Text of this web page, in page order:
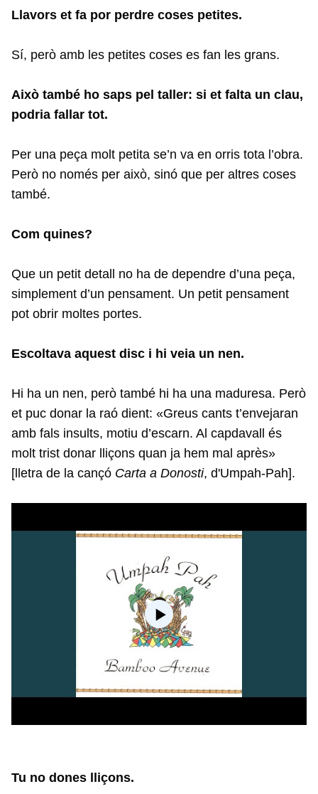
Llavors et fa por perdre coses petites.
Sí, però amb les petites coses es fan les grans.
Això també ho saps pel taller: si et falta un clau,
podria fallar tot.
Per una peça molt petita se’n va en orris tota l’obra.
Però no només per això, sinó que per altres coses
també.
Com quines?
Que un petit detall no ha de dependre d’una peça,
simplement d’un pensament. Un petit pensament
pot obrir moltes portes.
Escoltava aquest disc i hi veia un nen.
Hi ha un nen, però també hi ha una maduresa. Però
et puc donar la raó dient: «Greus cants t’envejaran
amb fals insults, motiu d’escarn. Al capdavall és
molt trist donar lliçons quan ja hem mal après»
[lletra de la cançó Carta a Donosti, d'Umpah-Pah].
Tu no dones lliçons.